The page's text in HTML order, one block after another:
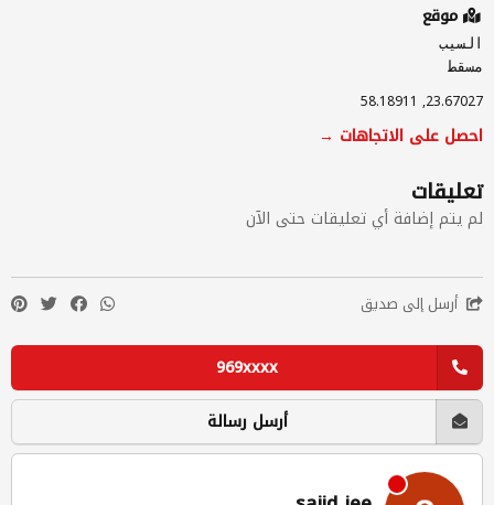
موقع
السيب
مسقط
23.67027, 58.18911
احصل على الاتجاهات →
تعليقات
لم يتم إضافة أي تعليقات حتى الآن
أرسل إلى صديق
969xxxx
أرسل رسالة